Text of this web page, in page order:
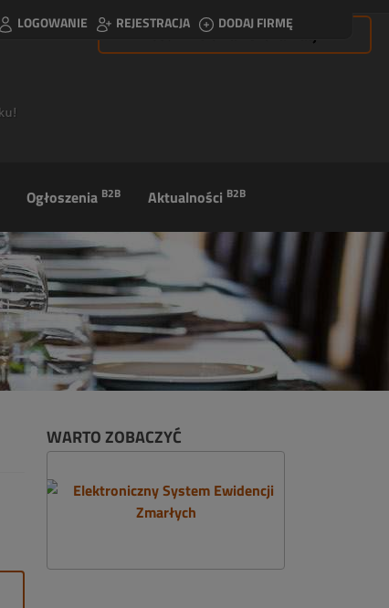
LOGOWANIE REJESTRACJA DODAJ FIRMĘ
Ogłoszenia B2B Aktualności B2B
Usuń filtrowanie lokalizacji
WARTO ZOBACZYĆ